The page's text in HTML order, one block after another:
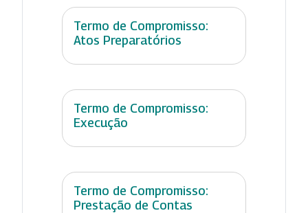
Termo de Compromisso:
Atos Preparatórios
Termo de Compromisso:
Execução
Termo de Compromisso:
Prestação de Contas